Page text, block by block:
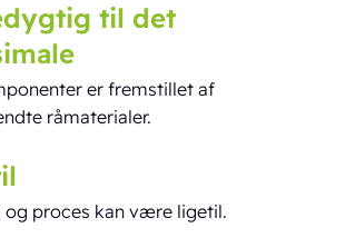
til det
er fremstillet af
råmaterialer.
proces kan være ligetil.